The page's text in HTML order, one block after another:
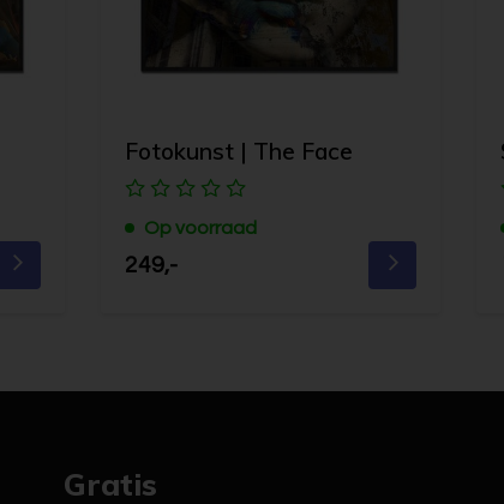
Fotokunst | The Face
Op voorraad
249,-
Gratis